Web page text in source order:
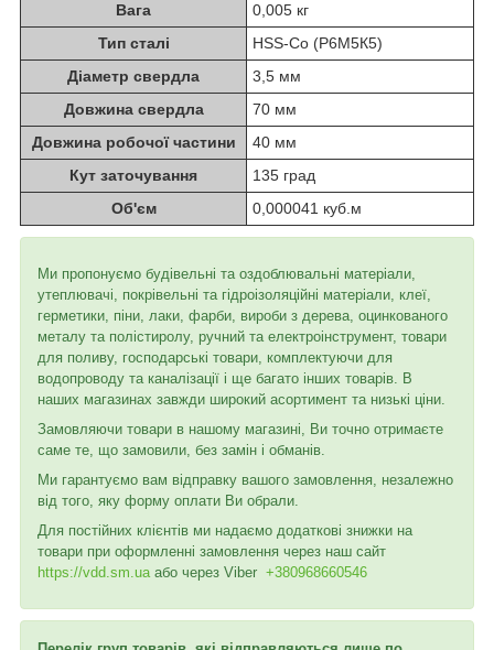
Вага
0,005 кг
Тип сталі
HSS-Co (Р6М5К5)
Діаметр свердла
3,5 мм
Довжина свердла
70 мм
Довжина робочої частини
40 мм
Кут заточування
135 град
Об'єм
0,000041 куб.м
Ми пропонуємо будівельні та оздоблювальні матеріали,
утеплювачі, покрівельні та гідроізоляційні матеріали, клеї,
герметики, піни, лаки, фарби, вироби з дерева, оцинкованого
металу та полістиролу, ручний та електроінструмент, товари
для поливу, господарські товари, комплектуючи для
водопроводу та каналізації і ще багато інших товарів. В
наших магазинах завжди широкий асортимент та низькі ціни.
Замовляючи товари в нашому магазині, Ви точно отримаєте
саме те, що замовили, без замін і обманів.
Ми гарантуємо вам відправку вашого замовлення, незалежно
від того, яку форму оплати Ви обрали.
Для постійних клієнтів ми надаємо додаткові знижки на
товари при оформленні замовлення через наш сайт
https://vdd.sm.ua або через Viber +380968660546